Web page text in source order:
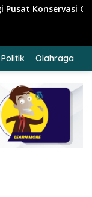
Cegah
Politik Olahraga